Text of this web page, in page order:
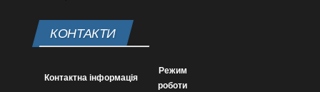
КОНТАКТИ
Контактна інформація
Режим
роботи